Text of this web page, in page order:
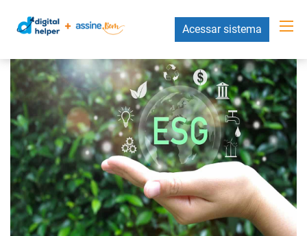
Acessar sistema